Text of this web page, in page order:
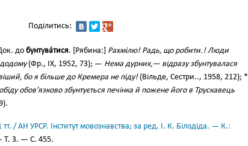
Поділитись:
до бунтува́тися. [Рябина:] Рахмілю! Радь, що робити.! Люди
додому(Фр., IX, 1952, 73); — Нема дурних,— відразу збунтувалася
бо я більше до Кремера не піду!(Вільде, Сестри.., 1958, 212); *
обов’язково збунтується печінка й пожене його в Трускавець
/ АН УРСР. Інститут мовознавства; за ред. І. К. Білодіда. — К.:
Т. 3. — С. 455.